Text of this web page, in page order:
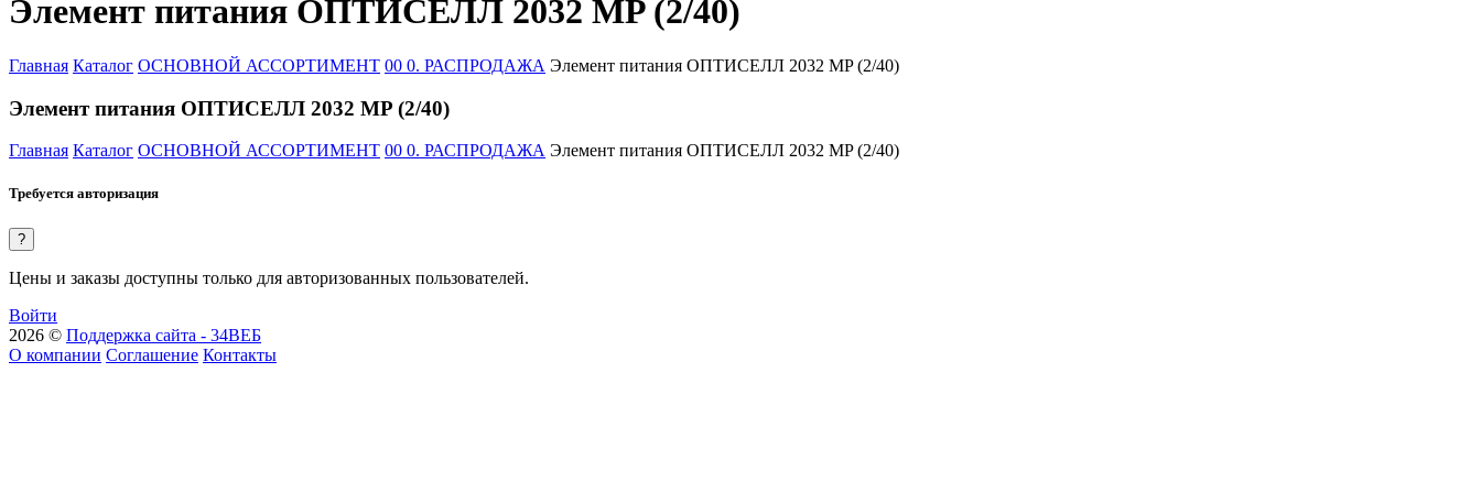
Элемент питания ОПТИСЕЛЛ 2032 MP (2/40)
Главная Каталог ОСНОВНОЙ АССОРТИМЕНТ 00 0. РАСПРОДАЖА Элемент питания ОПТИСЕЛЛ 2032 MP (2/40)
Элемент питания ОПТИСЕЛЛ 2032 MP (2/40)
Главная Каталог ОСНОВНОЙ АССОРТИМЕНТ 00 0. РАСПРОДАЖА Элемент питания ОПТИСЕЛЛ 2032 MP (2/40)
Требуется авторизация
?
Цены и заказы доступны только для авторизованных пользователей.
Войти
2026 © Поддержка сайта - 34ВЕБ
О компании Соглашение Контакты